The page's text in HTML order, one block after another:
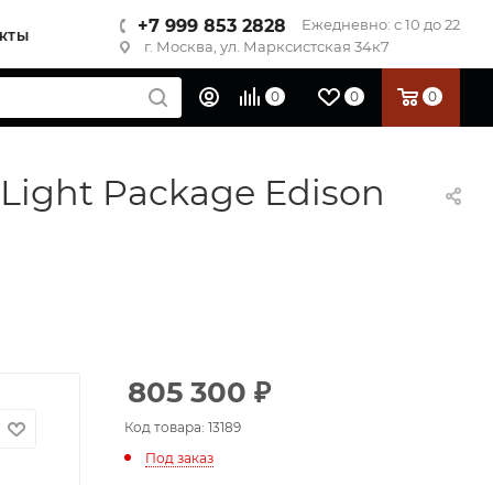
+7 999 853 2828
Ежедневно: с 10 до 22
г. Москва, ул. Марксистская 34к7
0 0 0
Package Edison
805 300 ₽
Код товара: 13189
Под заказ